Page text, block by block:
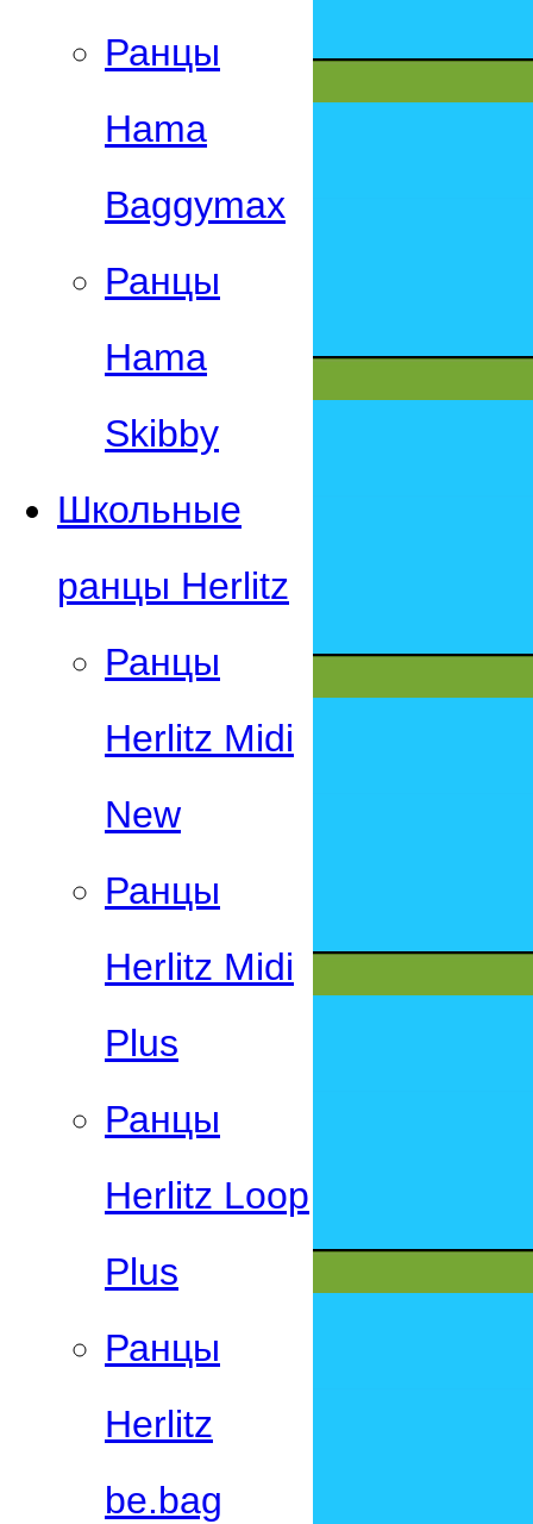
Ранцы
Hama
Baggymax
Ранцы
Hama
Skibby
Школьные
ранцы Herlitz
Ранцы
Herlitz Midi
New
Ранцы
Herlitz Midi
Plus
Ранцы
Herlitz Loop
Plus
Ранцы
Herlitz
be.bag